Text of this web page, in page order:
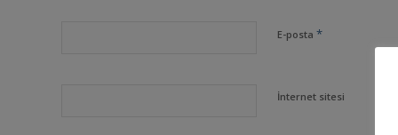
E-posta *
İnternet sitesi